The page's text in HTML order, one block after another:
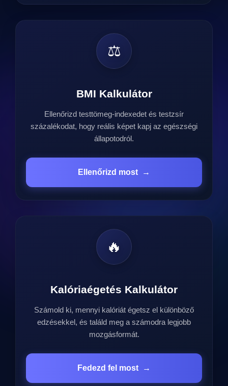
⚖️
BMI Kalkulátor
Ellenőrizd testtömeg-indexedet és testzsír
százalékodat, hogy reális képet kapj az egészségi
állapotodról.
Ellenőrizd most →
🔥
Kalóriaégetés Kalkulátor
Számold ki, mennyi kalóriát égetsz el különböző
edzésekkel, és találd meg a számodra legjobb
mozgásformát.
Fedezd fel most →